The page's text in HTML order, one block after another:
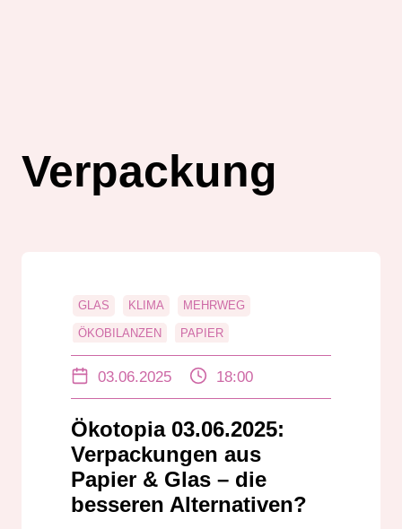
Verpackung
GLAS KLIMA MEHRWEG
ÖKOBILANZEN PAPIER
VERPACKUNG
03.06.2025 18:00
Ökotopia 03.06.2025:
Verpackungen aus
Papier & Glas – die
besseren Alternativen?